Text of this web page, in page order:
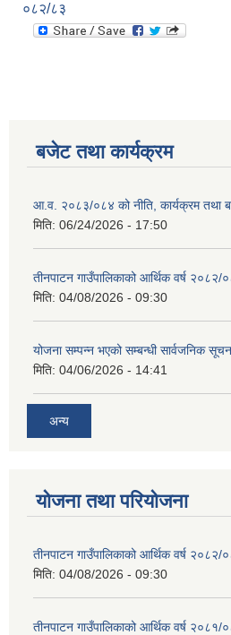
०८२/८३
बजेट तथा कार्यक्रम
आ.व. २०८३/०८४ को नीति, कार्यक्रम तथा
मिति: 06/24/2026 - 17:50
तीनपाटन गाउँपालिकाको आर्थिक वर्ष २०८२/
मिति: 04/08/2026 - 09:30
योजना सम्पन्न भएको सम्बन्धी सार्वजनिक
मिति: 04/06/2026 - 14:41
अन्य
योजना तथा परियोजना
तीनपाटन गाउँपालिकाको आर्थिक वर्ष २०८२/
मिति: 04/08/2026 - 09:30
तीनपाटन गाउँपालिकाको आर्थिक वर्ष २०८१/